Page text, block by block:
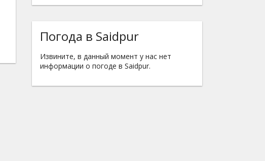
Погода в Saidpur
Извините, в данный момент у нас нет
информации о погоде в Saidpur.